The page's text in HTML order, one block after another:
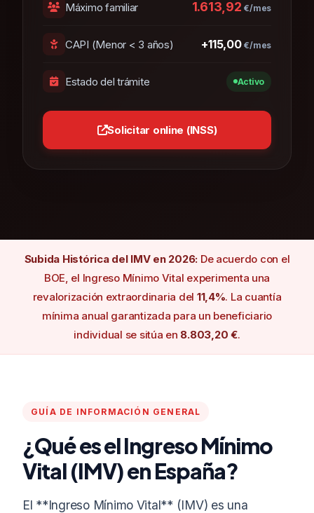
Máximo familiar 1.613,92€/mes
CAPI (Menor < 3 años) +115,00€/mes
Estado del trámite Activo
Solicitar online (INSS)
Subida Histórica del IMV en 2026: De acuerdo con el
BOE, el Ingreso Mínimo Vital experimenta una
revalorización extraordinaria del 11,4%. La cuantía
mínima anual garantizada para un beneficiario
individual se sitúa en 8.803,20 €.
GUÍA DE INFORMACIÓN GENERAL
¿Qué es el Ingreso Mínimo
Vital (IMV) en España?
El **Ingreso Mínimo Vital** (IMV) es una